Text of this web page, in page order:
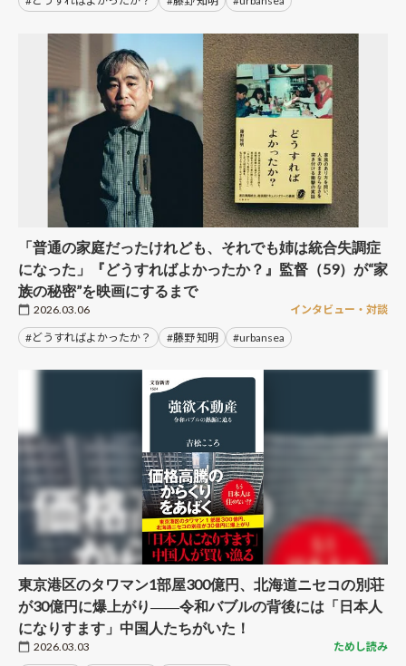
「普通の家庭だったけれども、それでも姉は統合失調症
になった」『どうすればよかったか？』監督（59）が“家
族の秘密”を映画にするまで
2026.03.06 インタビュー・対談
#どうすればよかったか？ #藤野 知明 #urbansea
東京港区のタワマン1部屋300億円、北海道ニセコの別荘
が30億円に爆上がり――令和バブルの背後には「日本人
になりすます」中国人たちがいた！
2026.03.03 ためし読み